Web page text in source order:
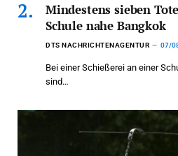
Mindestens sieben
Schule nahe Bangkok
DTS NACHRICHTENAGENTUR 07/
Bei einer Schießerei an einer
sind…